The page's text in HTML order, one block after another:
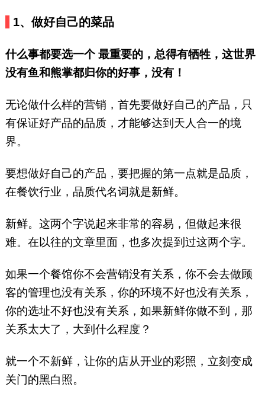
1、做好自己的菜品
什么事都要选一个 最重要的，总得有牺牲，这世界
没有鱼和熊掌都归你的好事，没有！
无论做什么样的营销，首先要做好自己的产品，只
有保证好产品的品质，才能够达到天人合一的境
界。
要想做好自己的产品，要把握的第一点就是品质，
在餐饮行业，品质代名词就是新鲜。
新鲜。这两个字说起来非常的容易，但做起来很
难。在以往的文章里面，也多次提到过这两个字。
如果一个餐馆你不会营销没有关系，你不会去做顾
客的管理也没有关系，你的环境不好也没有关系，
你的选址不好也没有关系，如果新鲜你做不到，那
关系太大了，大到什么程度？
就一个不新鲜，让你的店从开业的彩照，立刻变成
关门的黑白照。